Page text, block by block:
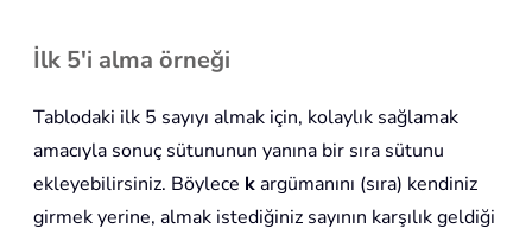
İlk 5'i alma örneği
Tablodaki ilk 5 sayıyı almak için, kolaylık sağlamak
amacıyla sonuç sütununun yanına bir sıra sütunu
ekleyebilirsiniz. Böylece kargümanını (sıra) kendiniz
girmek yerine, almak istediğiniz sayının karşılık geldiği